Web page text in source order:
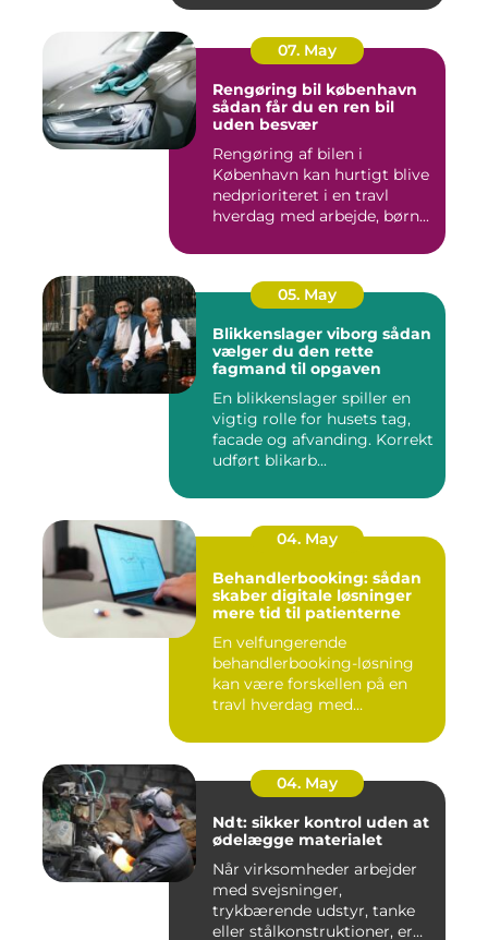
07. May
Rengøring bil københavn
sådan får du en ren bil
uden besvær
Rengøring af bilen i
København kan hurtigt blive
nedprioriteret i en travl
hverdag med arbejde, børn...
05. May
Blikkenslager viborg sådan
vælger du den rette
fagmand til opgaven
En blikkenslager spiller en
vigtig rolle for husets tag,
facade og afvanding. Korrekt
udført blikarb...
04. May
Behandlerbooking: sådan
skaber digitale løsninger
mere tid til patienterne
En velfungerende
behandlerbooking-løsning
kan være forskellen på en
travl hverdag med
04. May
Ndt: sikker kontrol uden at
ødelægge materialet
Når virksomheder arbejder
med svejsninger,
trykbærende udstyr, tanke
eller stålkonstruktioner, er